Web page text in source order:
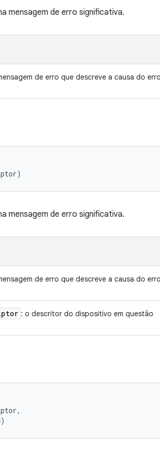
mensagem de erro significativa.
de erro que descreve a causa do
mensagem de erro significativa.
de erro que descreve a causa do
: o descritor do dispositivo em questão